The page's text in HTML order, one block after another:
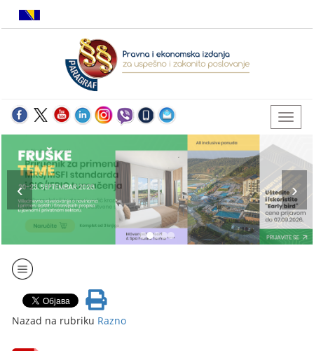
Nazad na rubriku Razno